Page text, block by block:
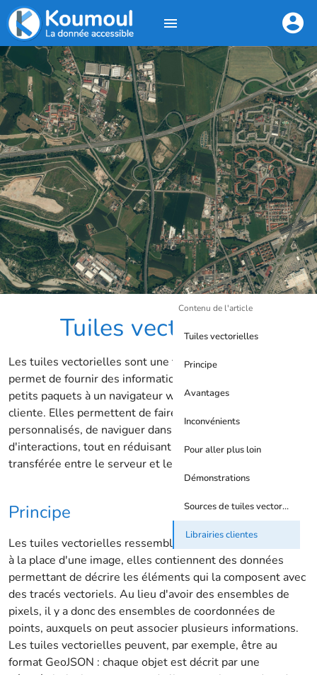
Contenu de l'article
Tuiles vectorielles
Principe
Avantages
Inconvénients
Pour aller plus loin
Démonstrations
Sources de tuiles vectorielles
Librairies clientes
Tuiles vectorielles
Les tuiles vectorielles sont une technique émergente qui
permet de fournir des informations géographiques par
petits paquets à un navigateur web ou une application
cliente. Elles permettent de faire des rendus plus
personnalisés, de naviguer dans des cartes avec plus
d'interactions, tout en réduisant la quantité de données
transférée entre le serveur et le client.
Principe
Les tuiles vectorielles ressemblent aux tuiles raster, mais
à la place d'une image, elles contiennent des données
permettant de décrire les éléments qui la composent avec
des tracés vectoriels. Au lieu d'avoir des ensembles de
pixels, il y a donc des ensembles de coordonnées de
points, auxquels on peut associer plusieurs informations.
Les tuiles vectorielles peuvent, par exemple, être au
format GeoJSON : chaque objet est décrit par une